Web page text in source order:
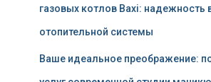
газовых котлов Baxi: надежность
отопительной системы
Ваше идеальное преображение: